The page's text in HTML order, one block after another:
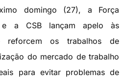
domingo (27), a Força
e a CSB lançam apelo às
reforcem os trabalhos de
do mercado de trabalho
para evitar problemas de